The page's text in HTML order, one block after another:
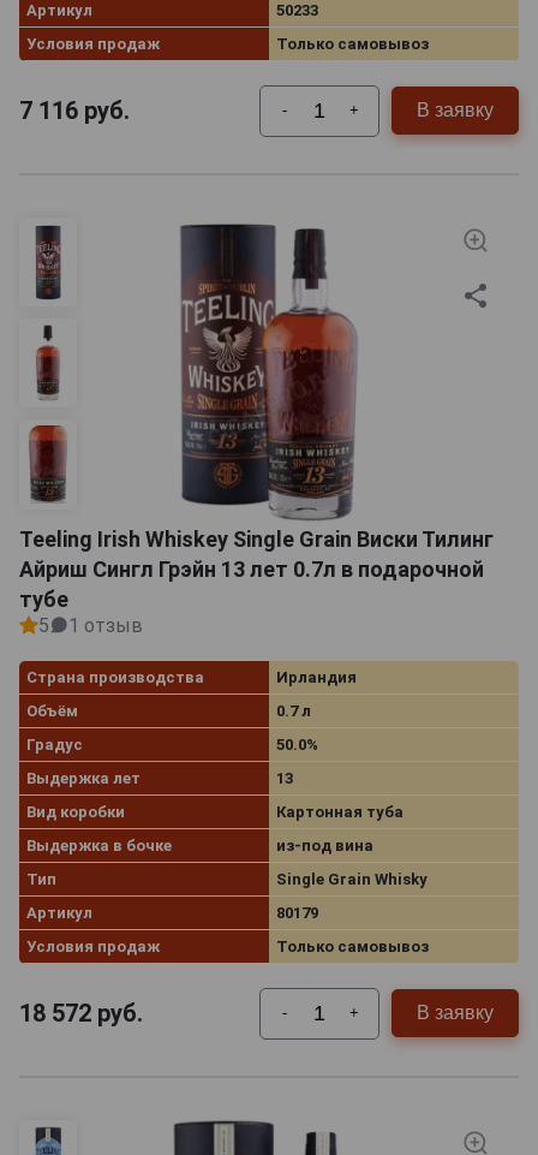
Артикул
50233
Условия продаж
Только самовывоз
7 116 руб. - + В заявку
Teeling Irish Whiskey Single Grain Виски Тилинг
Айриш Сингл Грэйн 13 лет 0.7л в подарочной
тубе
5 1 отзыв
Страна производства
Ирландия
Объём
0.7 л
Градус
50.0%
Выдержка лет
13
Вид коробки
Картонная туба
Выдержка в бочке
из-под вина
Тип
Single Grain Whisky
Артикул
80179
Условия продаж
Только самовывоз
18 572 руб. - + В заявку